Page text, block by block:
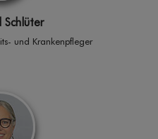
Schlüter
und Kranken­pfleger